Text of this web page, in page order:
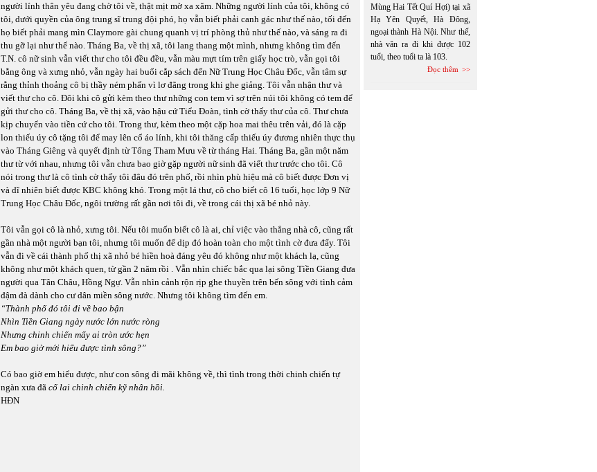
người lính thân yêu đang chờ tôi về, thật mịt mờ xa xăm. Những người lính của tôi, không có
tôi, dưới quyền của ông trung sĩ trung đội phó, họ vẫn biết phải canh gác như thế nào, tối đến
họ biết phải mang mìn Claymore gài chung quanh vị trí phòng thủ như thế nào, và sáng ra đi
thu gỡ lại như thế nào. Tháng Ba, về thị xã, tôi lang thang một mình, nhưng không tìm đến
T.N. cô nữ sinh vẫn viết thư cho tôi đều đều, vẫn màu mựt tím trên giấy học trò, vẫn gọi tôi
bằng ông và xưng nhỏ, vẫn ngày hai buổi cắp sách đến Nữ Trung Học Châu Đốc, vẫn tâm sự
rằng thỉnh thoảng cô bị thầy ném phấn vì lơ đãng trong khi ghe giảng. Tôi vẫn nhận thư và
viết thư cho cô. Đôi khi cô gửi kèm theo thư những con tem vì sợ trên núi tôi không có tem để
gửi thư cho cô. Tháng Ba, về thị xã, vào hậu cứ Tiểu Đoàn, tình cờ thấy thư của cô. Thư chưa
kịp chuyển vào tiền cứ cho tôi. Trong thư, kèm theo một cặp hoa mai thêu trên vải, đó là cặp
lon thiếu úy cô tặng tôi để may lên cổ áo lính, khi tôi thăng cấp thiếu úy đương nhiên thực thụ
vào Tháng Giêng và quyết định từ Tổng Tham Mưu về từ tháng Hai. Tháng Ba, gần một năm
thư từ với nhau, nhưng tôi vẫn chưa bao giờ gặp người nữ sinh đã viết thư trước cho tôi. Cô
nói trong thư là cô tình cờ thấy tôi đâu đó trên phố, rồi nhìn phù hiệu mà cô biết được Đơn vị
và dĩ nhiên biết được KBC không khó. Trong một lá thư, cô cho biết cô 16 tuổi, học lớp 9 Nữ
Trung Học Châu Đốc, ngôi trường rất gần nơi tôi đi, về trong cái thị xã bé nhỏ này.
Tôi vẫn gọi cô là nhỏ, xưng tôi. Nếu tôi muốn biết cô là ai, chỉ việc vào thẳng nhà cô, cũng rất
gần nhà một người bạn tôi, nhưng tôi muốn để dịp đó hoàn toàn cho một tình cờ đưa đẩy. Tôi
vẫn đi về cái thành phố thị xã nhỏ bé hiền hoà đáng yêu đó không như một khách lạ, cũng
không như một khách quen, từ gần 2 năm rồi . Vẫn nhìn chiếc bắc qua lại sông Tiền Giang đưa
người qua Tân Châu, Hồng Ngự. Vẫn nhìn cảnh rộn rịp ghe thuyền trên bến sông với tình cảm
đậm đà dành cho cư dân miền sông nước. Nhưng tôi không tìm đến em.
“Thành phố đó tôi đi về bao bận
Nhìn Tiền Giang ngày nước lớn nước ròng
Nhưng chinh chiến mấy ai tròn ước hẹn
Em bao giờ mới hiểu được tình sông?”
Có bao giờ em hiểu được, như con sông đi mãi không về, thì tình trong thời chinh chiến tự
ngàn xưa đã cổ lai chinh chiến kỹ nhân hồi.
HĐN
Mùng Hai Tết Quí Hợi) tại xã
Hạ Yên Quyết, Hà Đông,
ngoại thành Hà Nội. Như thế,
nhà văn ra đi khi được 102
tuổi, theo tuổi ta là 103.
Đọc thêm